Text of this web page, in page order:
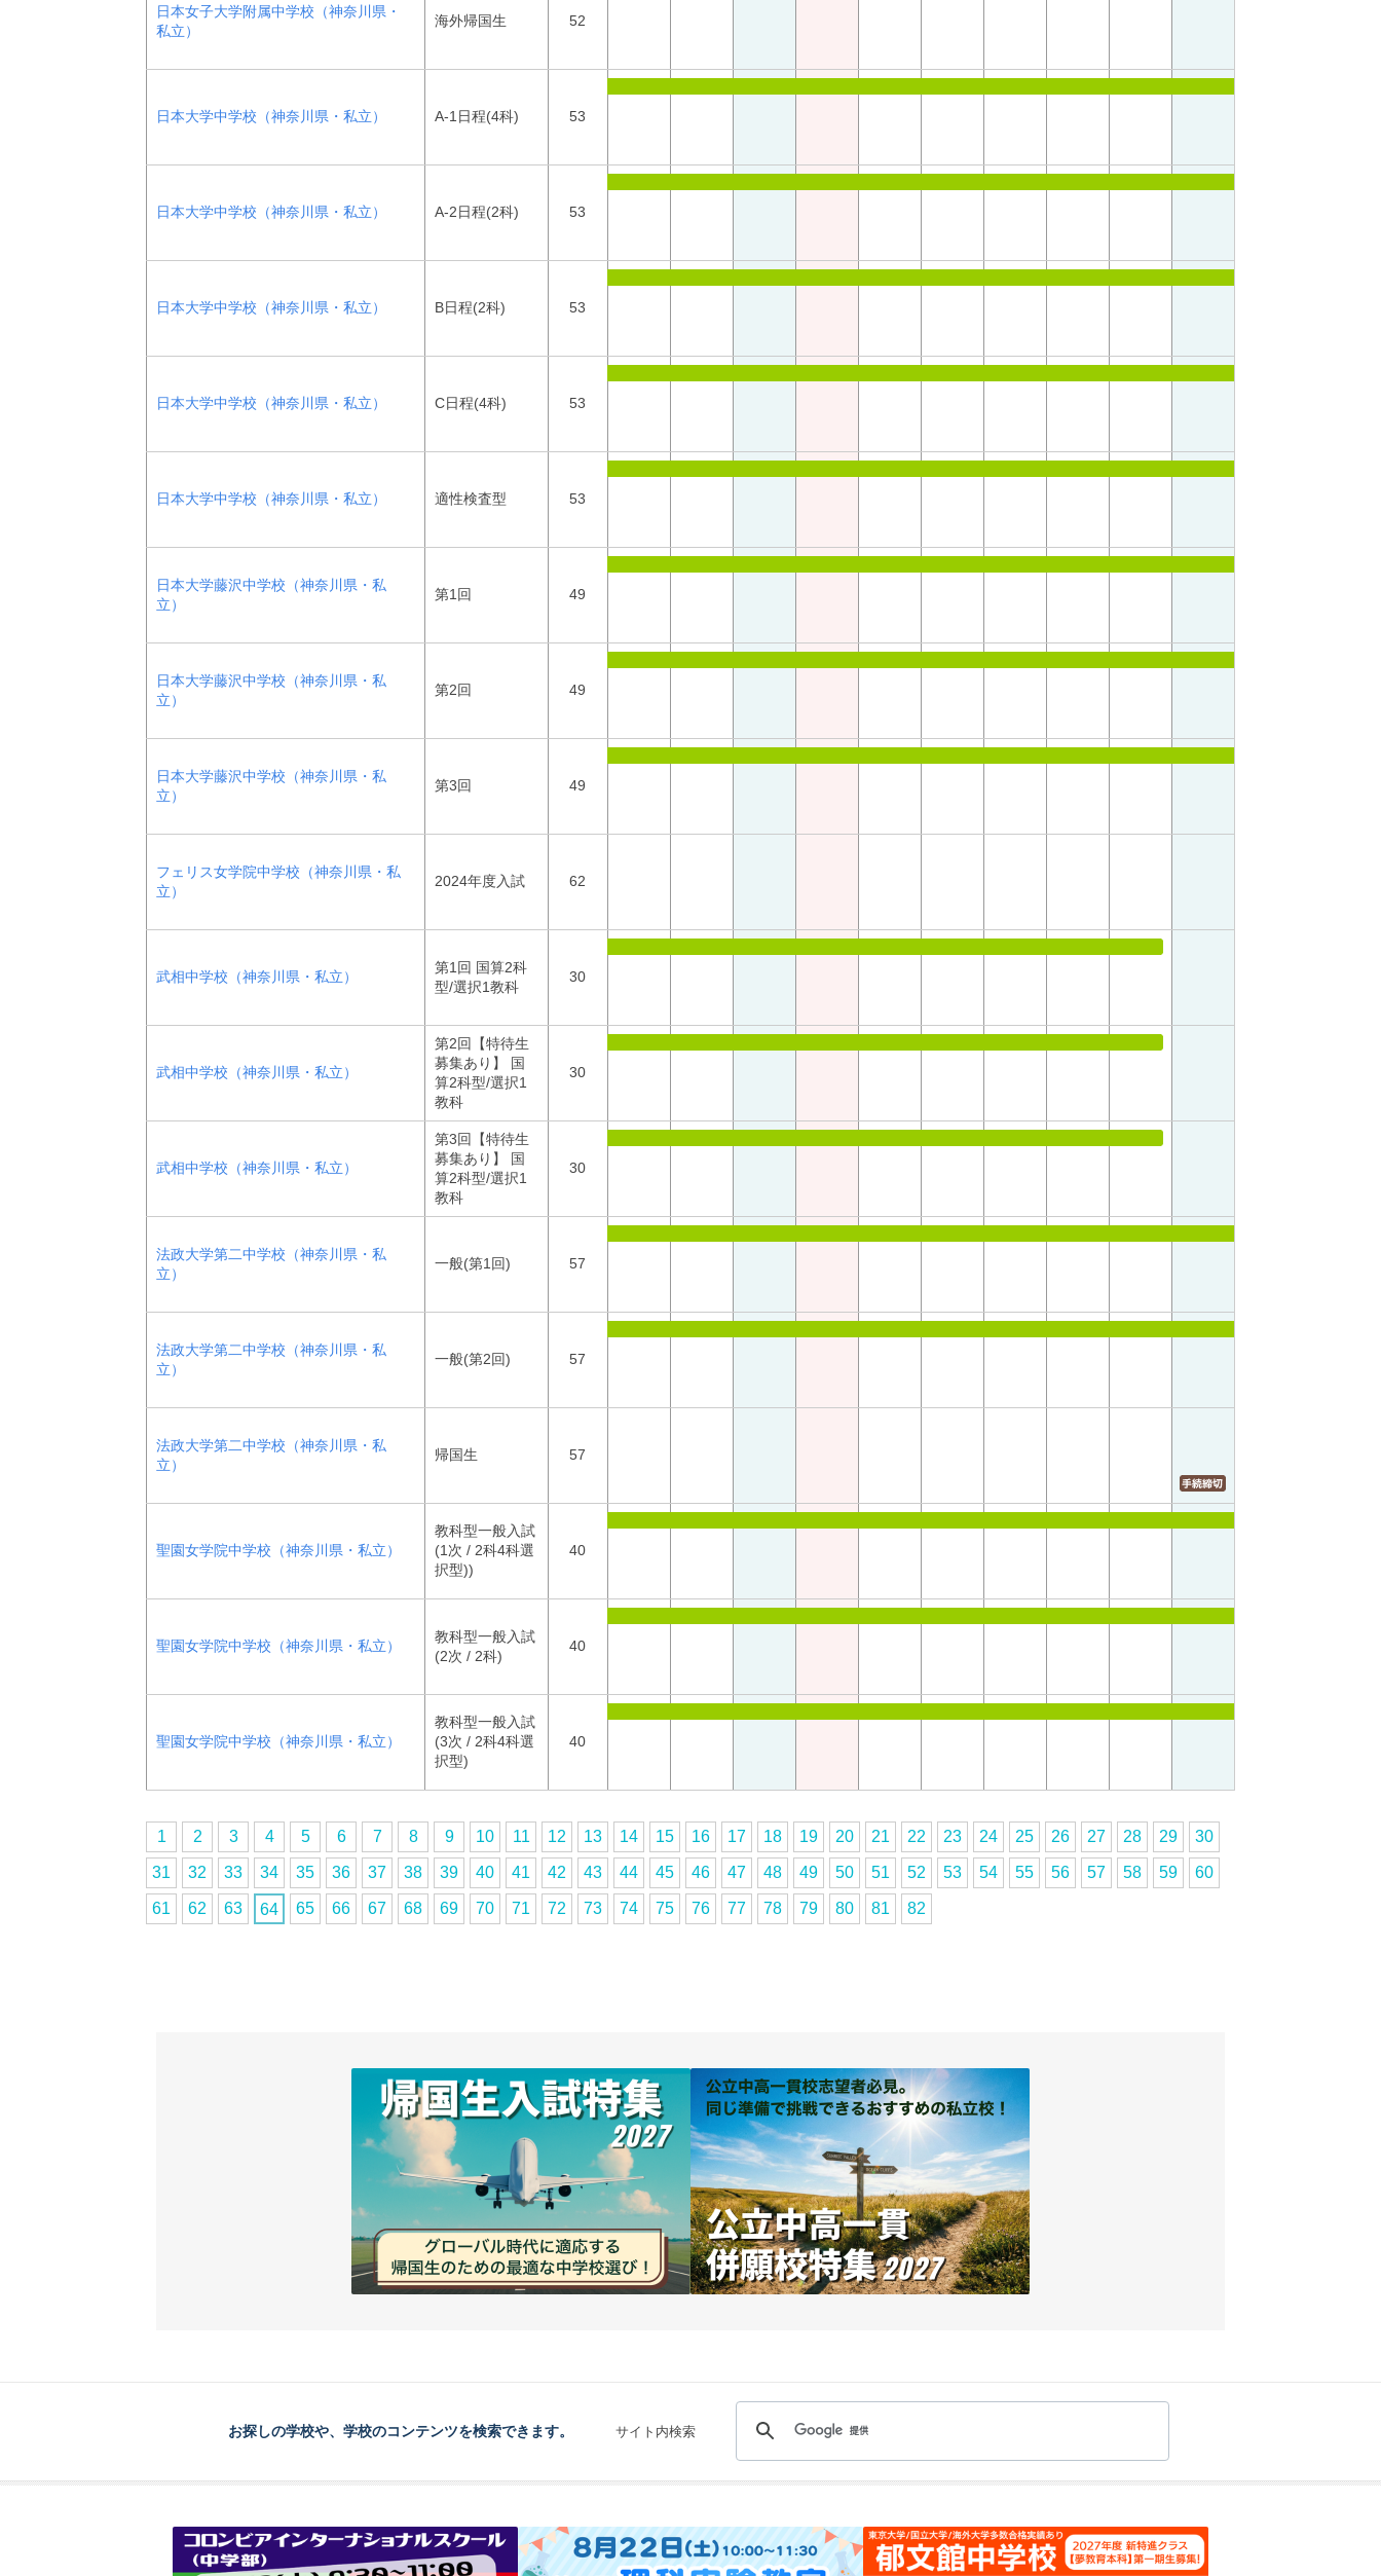
日本女子大学附属中学校（神奈川県・
私立）
海外帰国生 52
日本大学中学校（神奈川県・私立） A-1日程(4科) 53
日本大学中学校（神奈川県・私立） A-2日程(2科) 53
日本大学中学校（神奈川県・私立） B日程(2科) 53
日本大学中学校（神奈川県・私立） C日程(4科) 53
日本大学中学校（神奈川県・私立） 適性検査型 53
日本大学藤沢中学校（神奈川県・私
立）
第1回 49
日本大学藤沢中学校（神奈川県・私
立）
第2回 49
日本大学藤沢中学校（神奈川県・私
立）
第3回 49
フェリス女学院中学校（神奈川県・私
立）
2024年度入試 62
武相中学校（神奈川県・私立）
第1回 国算2科
型/選択1教科
30
武相中学校（神奈川県・私立）
第2回【特待生
募集あり】 国
算2科型/選択1
教科
30
武相中学校（神奈川県・私立）
第3回【特待生
募集あり】 国
算2科型/選択1
教科
30
法政大学第二中学校（神奈川県・私
立）
一般(第1回) 57
法政大学第二中学校（神奈川県・私
立）
一般(第2回) 57
法政大学第二中学校（神奈川県・私
立）
帰国生 57
聖園女学院中学校（神奈川県・私立）
教科型一般入試
(1次 / 2科4科選
択型))
40
聖園女学院中学校（神奈川県・私立）
教科型一般入試
(2次 / 2科)
40
聖園女学院中学校（神奈川県・私立）
教科型一般入試
(3次 / 2科4科選
択型)
40
1 2 3 4 5 6 7 8 9 10 11 12 13 14 15 16 17 18 19 20 21 22 23 24 25 26 27 28 29 30
31 32 33 34 35 36 37 38 39 40 41 42 43 44 45 46 47 48 49 50 51 52 53 54 55 56 57 58 59 60
61 62 63 64 65 66 67 68 69 70 71 72 73 74 75 76 77 78 79 80 81 82
お探しの学校や、学校のコンテンツを検索できます。 サイト内検索